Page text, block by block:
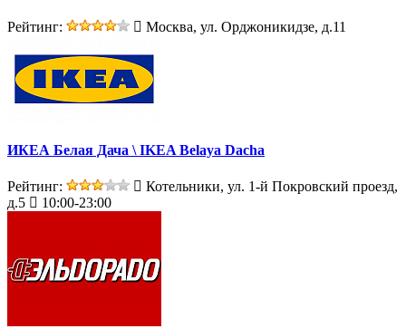
Рейтинг: Москва, ул. Орджоникидзе, д.11
ИКЕА Белая Дача \ IKEA Belaya Dacha
Рейтинг:
Котельники, ул. 1-й Покровский проезд,
д.5
10:00-23:00